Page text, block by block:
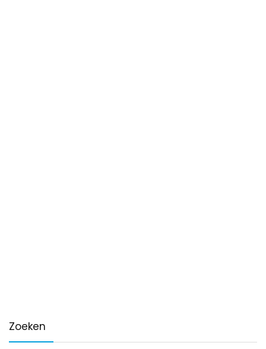
Zoeken